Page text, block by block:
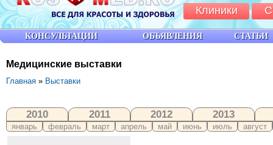
Медицинские выставки
Главная » Выставки
2010 2011 2012 2013
январь февраль март апрель май июнь июль август
КОНСУЛЬТАЦИИ ОБЪЯВЛЕНИЯ СТАТЬИ
Клиники